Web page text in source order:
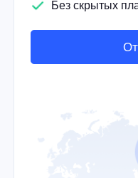
Без скрытых